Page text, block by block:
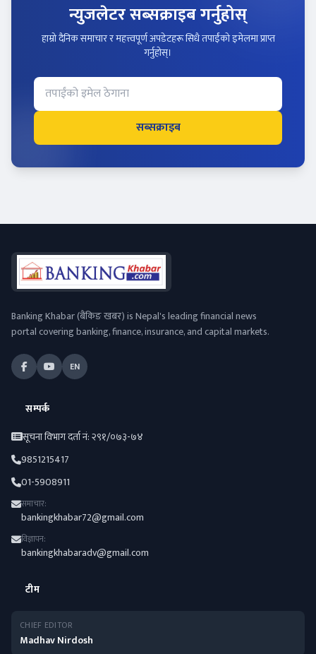
न्युजलेटर सब्सक्राइब गर्नुहोस्
हाम्रो दैनिक समाचार र महत्त्वपूर्ण अपडेटहरू सिधै तपाईंको इमेलमा प्राप्त
गर्नुहोस्।
सब्सक्राइब
Banking Khabar (बैंकिङ खबर) is Nepal's leading financial news
portal covering banking, finance, insurance, and capital markets.
EN
सम्पर्क
सूचना विभाग दर्ता नं: २९१/०७३-७४
9851215417
01-5908911
समाचार:
bankingkhabar72@gmail.com
विज्ञापन:
bankingkhabaradv@gmail.com
टीम
CHIEF EDITOR
Madhav Nirdosh